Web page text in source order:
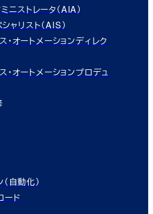
ニストレータ（AIA）
ャリスト（AIS）
・オートメーションディレク
・オートメーションプロデュ
自動化）
ード